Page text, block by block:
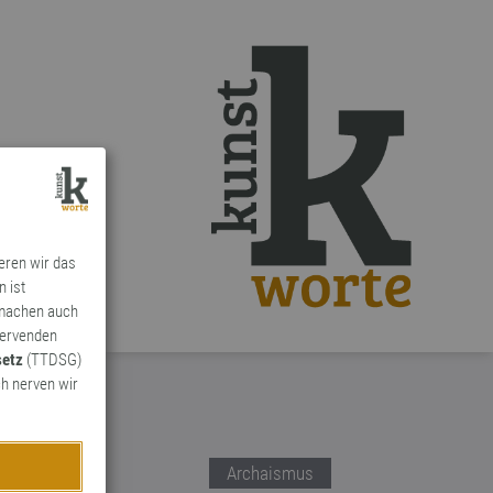
wir das
ist
auch
(TTDSG)
nerven wir
Archaismus